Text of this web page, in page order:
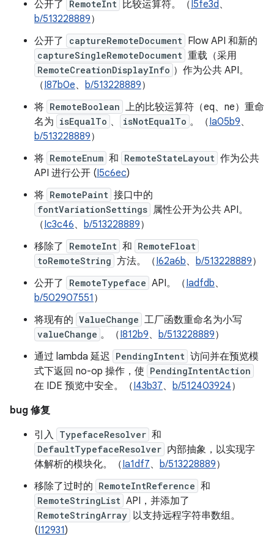
公开了 RemoteInt 比较运算符。（I5fe3d、
b/513228889）
公开了
captureRemoteDocument Flow API 和新的
captureSingleRemoteDocument 重载（采用
RemoteCreationDisplayInfo ）作为公共 API。
（I87b0e、 b/513228889）
将 RemoteBoolean 上的比较运算符（eq、ne）重命
名为 isEqualTo 、 isNotEqualTo 。（Ia05b9、
b/513228889）
将 RemoteEnum 和 RemoteStateLayout 作为公共
API 进行公开 (I5c6ec)
将 RemotePaint 接口中的
fontVariationSettings 属性公开为公共 API。
（Ic3c46、 b/513228889）
移除了
RemoteInt 和 RemoteFloat
toRemoteString 方法。（I62a6b、 b/513228889）
公开了
RemoteTypeface API。（Iadfdb、
b/502907551 ）
将现有的 ValueChange 工厂函数重命名为小写
valueChange 。（I812b9、 b/513228889）
通过 lambda 延迟 PendingIntent 访问并在预览模
式下返回 no-op 操作，使 PendingIntentAction
在 IDE 预览中安全。（I43b37、 b/512403924）
bug 修复
引入 TypefaceResolver 和
DefaultTypefaceResolver 内部抽象，以实现字
体解析的模块化。（Ia1df7、 b/513228889）
移除了过时的 RemoteIntReference 和
RemoteStringList API，并添加了
RemoteStringArray 以支持远程字符串数组。
(I12931)